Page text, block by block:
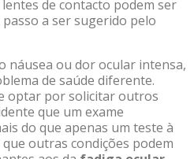
lentes de contacto podem ser
a ser sugerido pelo
náusea ou dor ocular intensa,
de saúde diferente.
optar por solicitar outros
que um exame
do que apenas um teste à
que outras condições podem